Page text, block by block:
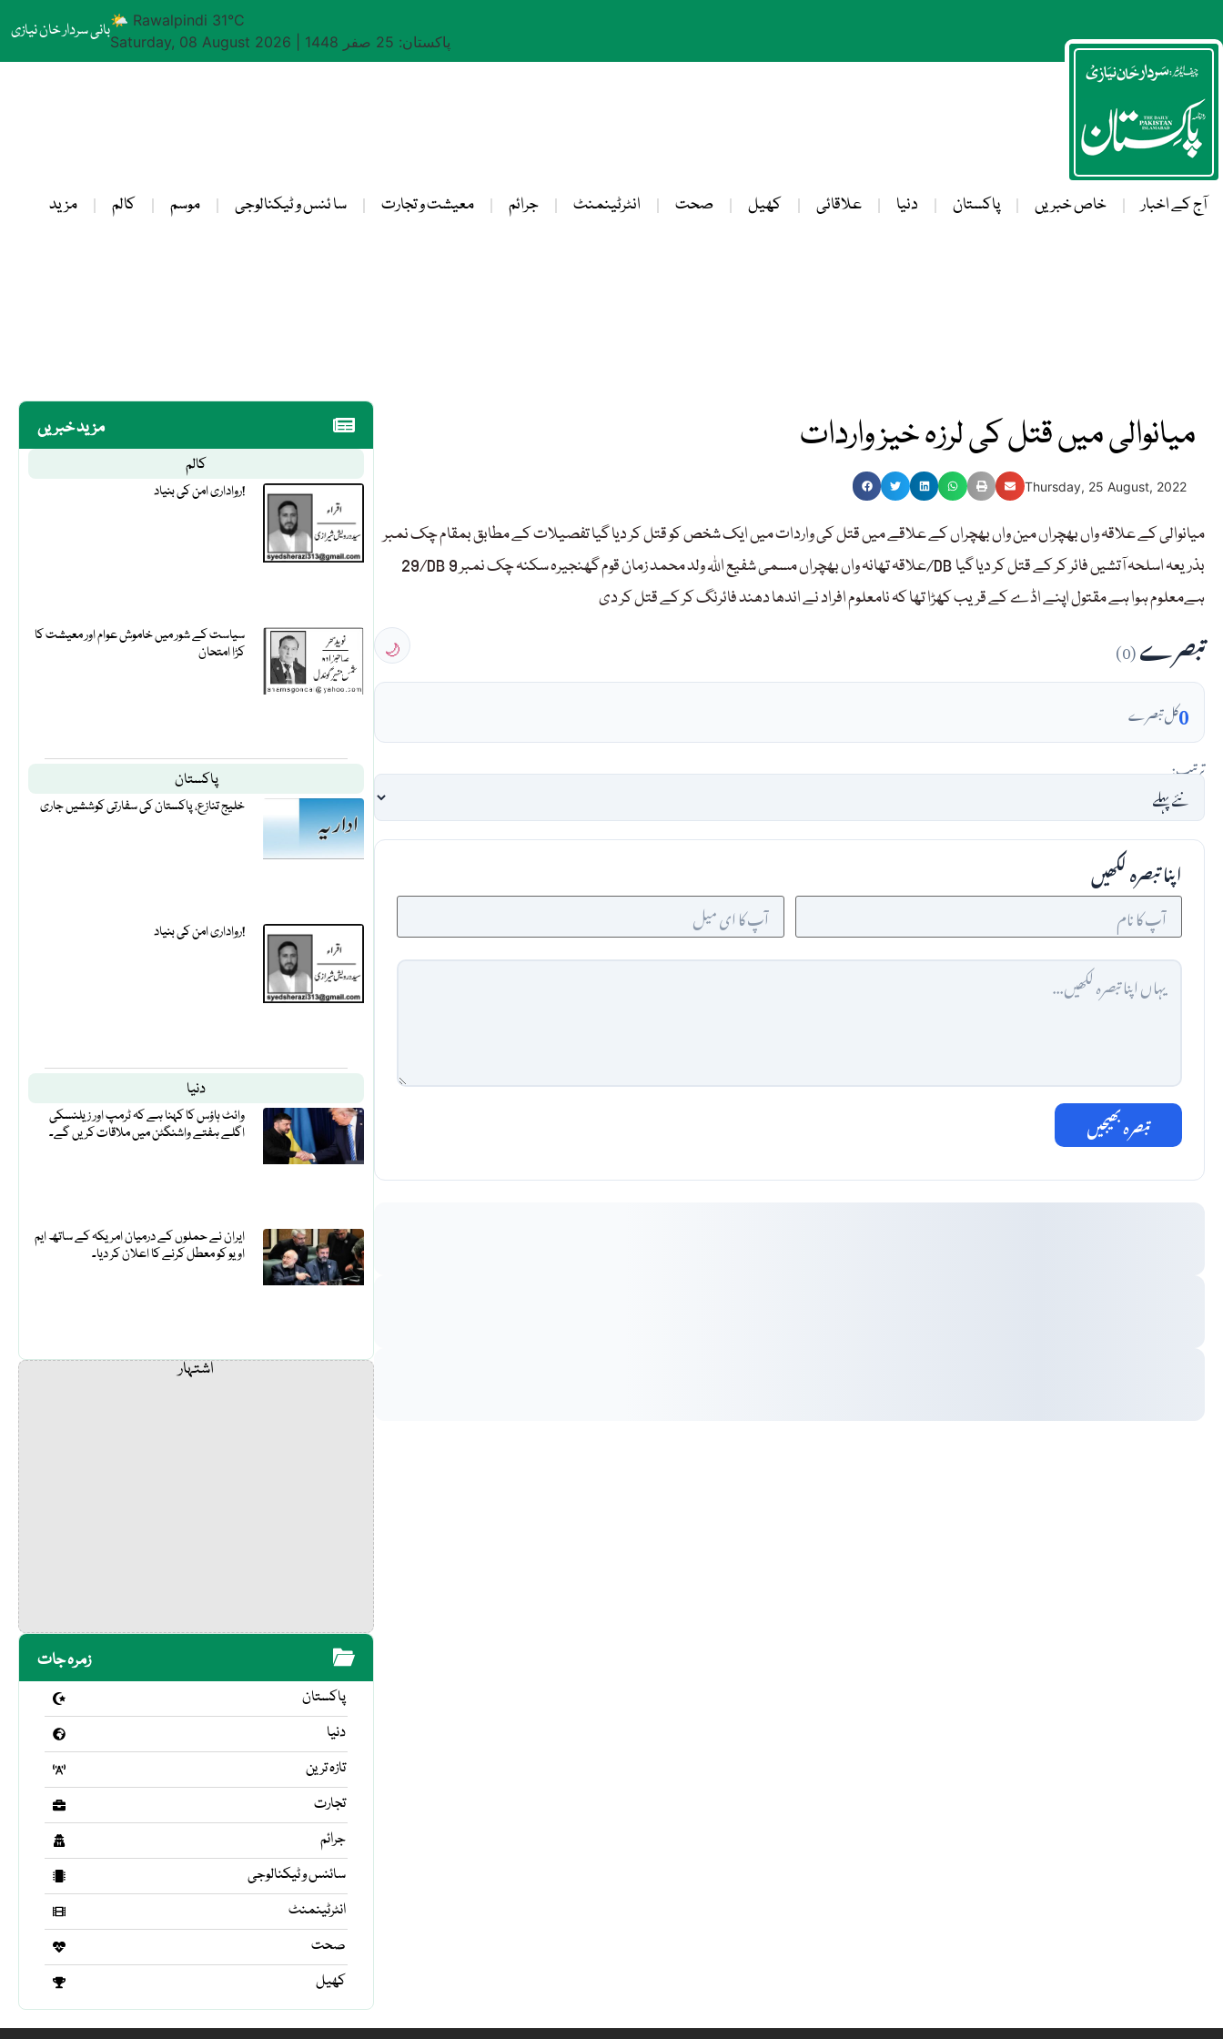
بانی سردار خان نیازی🌤 Rawalpindi 31°C
Saturday, 08 August 2026
پاکستان: 25 صفر 1448
آج کے اخبار خاص خبریں پاکستان دنیا علاقائی کھیل صحت انٹرٹینمنٹ جرائم معیشت و تجارت سا ئنس و ٹیکنالوجی موسم کالم مزید
مزید خبریں
کالم
رواداری امن کی بنیاد!
سیاست کے شور میں خاموش عوام اور معیشت کا
کڑا امتحان
پاکستان
خلیج تنازع، پاکستان کی سفارتی کوششیں جاری
رواداری امن کی بنیاد!
دنیا
وائٹ ہاؤس کا کہنا ہے کہ ٹرمپ اور زیلنسکی
اگلے ہفتے واشنگٹن میں ملاقات کریں گے۔
ایران نے حملوں کے درمیان امریکہ کے ساتھ ایم
او یو کو معطل کرنے کا اعلان کر دیا۔
اشتہار
زمرہ جات
پاکستان
دنیا
تازہ ترین
تجارت
جرائم
سائنس و ٹیکنالوجی
انٹرٹینمنٹ
صحت
کھیل
میانوالی میں قتل کی لرزہ خیز واردات
Thursday, 25 August, 2022
میانوالی کے علاقہ واں بھچراں مین واں بھچراں کے علاقے میں قتل کی واردات میں ایک شخص کو قتل کر دیا گیا تفصیلات کے مطابق بمقام چک نمبر
29/DB علاقہ تھانہ واں بھچراں مسمی شفیع اللہ ولد محمد زمان قوم گھنجیرہ سکنہ چک نمبر 9/DB بذریعہ اسلحہ آتشیں فائر کر کے قتل کر دیا گیا
ہےمعلوم ہوا ہے مقتول اپنے اڈے کے قریب کھڑا تھا کہ نامعلوم افراد نے اندھا دھند فائرنگ کر کے قتل کر دی
تبصرے(0)
🌙
0کل تبصرے
ترتیب:
اپنا تبصرہ لکھیں
تبصرہ بھیجیں